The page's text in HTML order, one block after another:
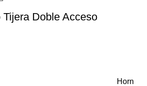
Tijera Doble Acceso
Horn